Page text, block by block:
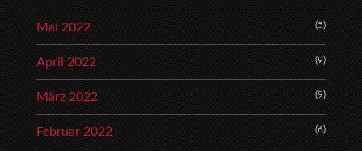
Mai 2022 (5)
April 2022 (9)
März 2022 (9)
Februar 2022 (6)